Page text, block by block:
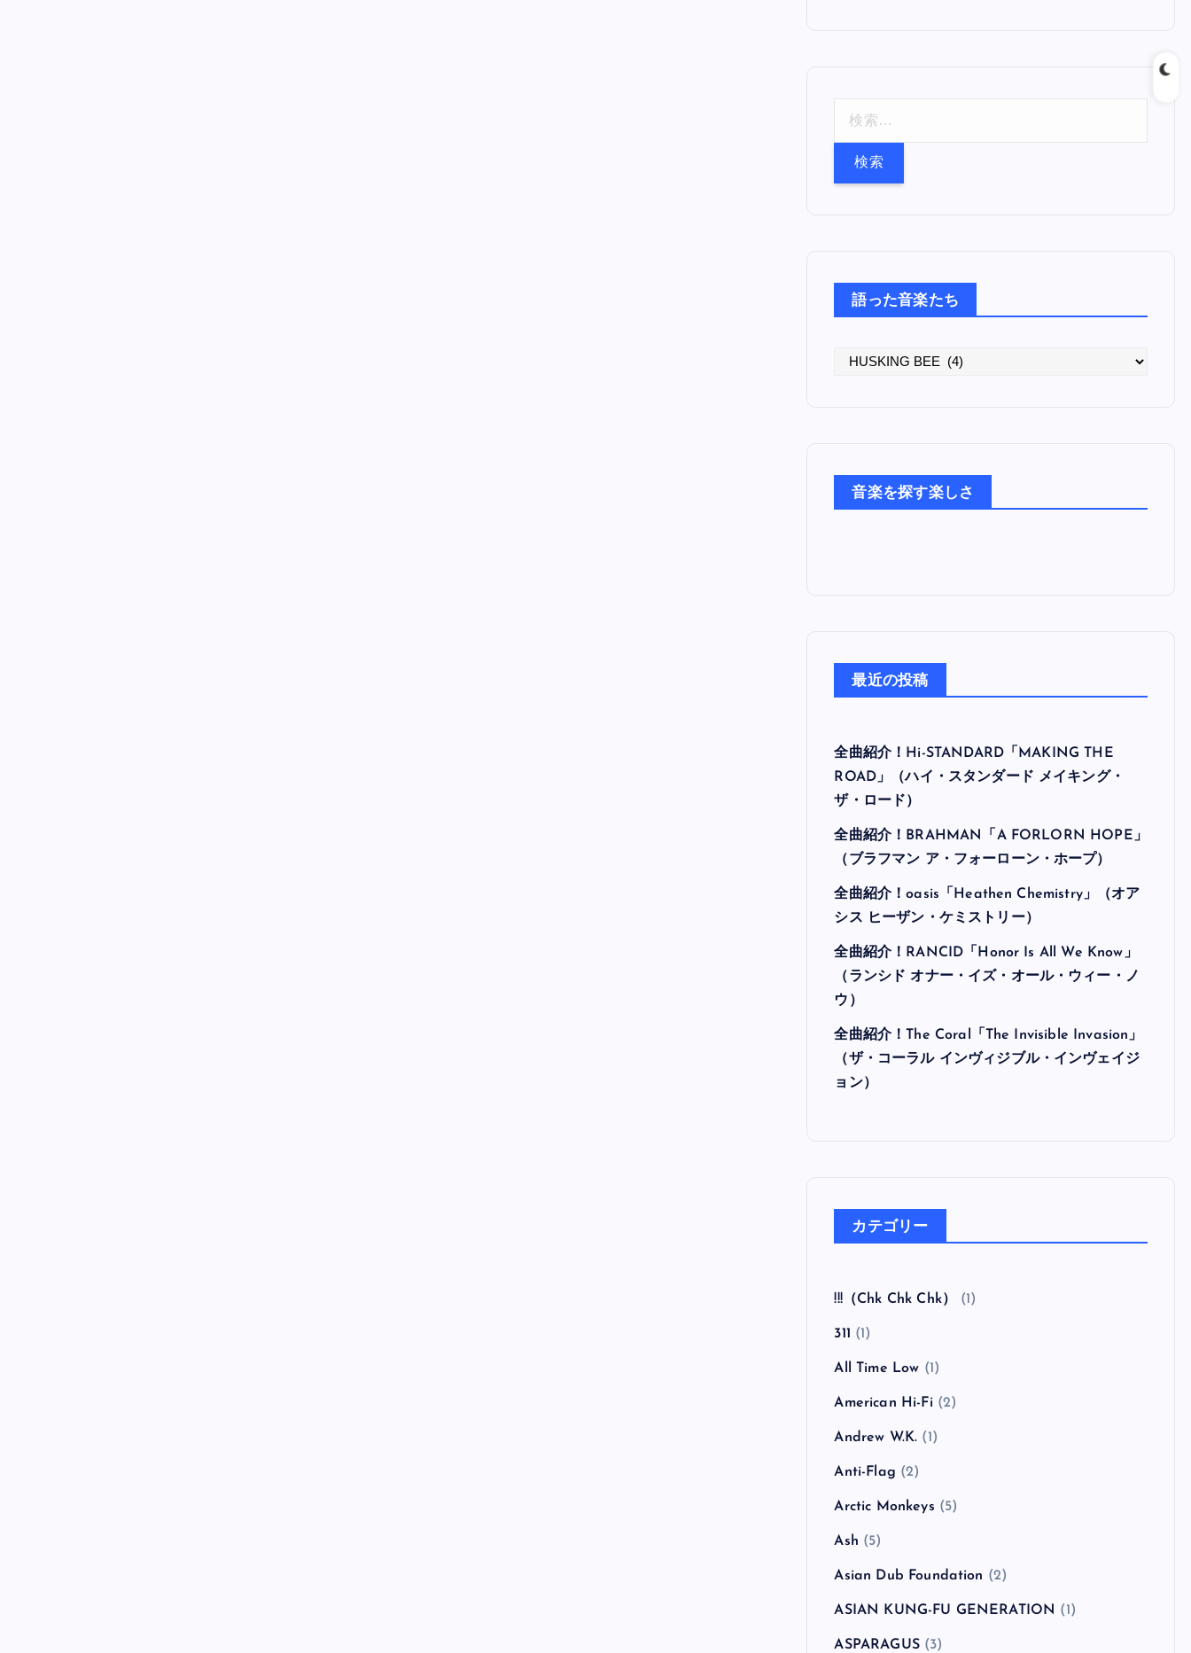
語った音楽たち
た
音楽を探す楽しさ
最近の投稿
全曲紹介！Hi-STANDARD「MAKING THE
ROAD」（ハイ・スタンダード メイキング・
ザ・ロード）
全曲紹介！BRAHMAN「A FORLORN HOPE」
（ランシド オナー・イズ・オール・ウィー・ノ
ウ）
（ザ・コーラル インヴィジブル・インヴェイジ
ョン）
カテゴリー
!!!（Chk Chk Chk）
311(1)
All Time Low(1)
American Hi-Fi(2)